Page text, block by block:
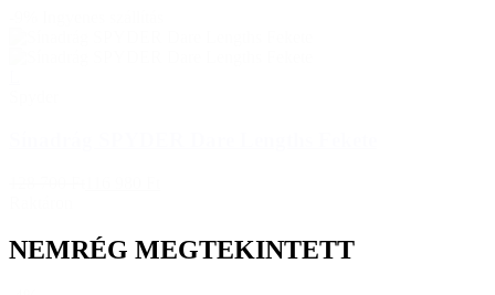
NEMRÉG MEGTEKINTETT